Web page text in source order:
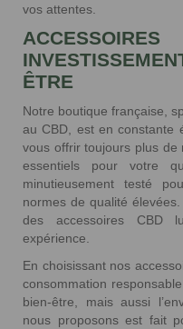
vos attentes.
ÊTRE
Notre boutique française,
au CBD, est en constante
vous offrir toujours plus de
essentiels pour votre
minutieusement testé
normes de qualité
des accessoires CBD
expérience.
En choisissant nos
consommation
bien-être, mais aussi
nous proposons est fait